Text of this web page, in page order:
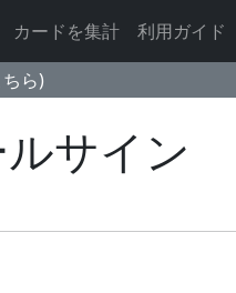
カードを集計
利用ガイド
ら)
サイン